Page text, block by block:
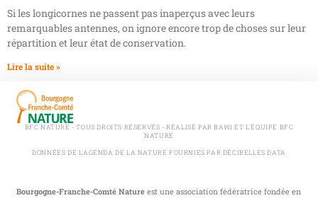
Si les longicornes ne passent pas inaperçus avec leurs
remarquables antennes, on ignore encore trop de choses sur leur
répartition et leur état de conservation.
Lire la suite »
BFC NATURE - TOUS DROITS RÉSERVÉS - RÉALISÉ PAR BAWI ET L'ÉQUIPE BFC
NATURE
DONNÉES DE L'AGENDA DE LA NATURE FOURNIES PAR DÉCIBELLES DATA
Bourgogne-Franche-Comté Nature est une association fédératrice fondée en